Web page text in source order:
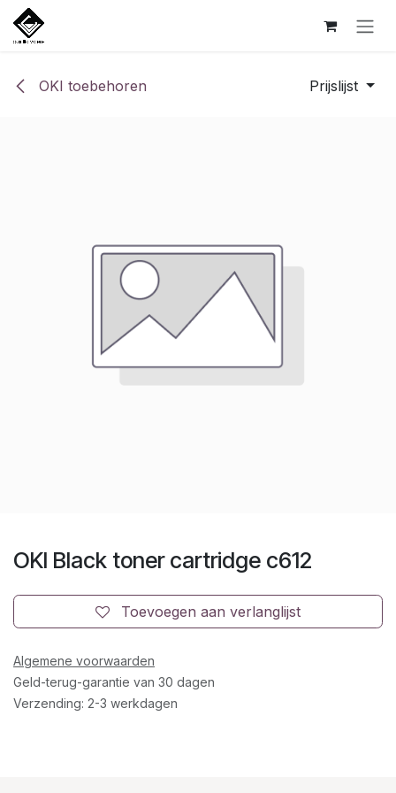
Overslaan naar inhoud
OKI toebehoren Prijslijst
OKI Black toner cartridge c612
Toevoegen aan verlanglijst
Algemene voorwaarden
Geld-terug-garantie van 30 dagen
Verzending: 2-3 werkdagen